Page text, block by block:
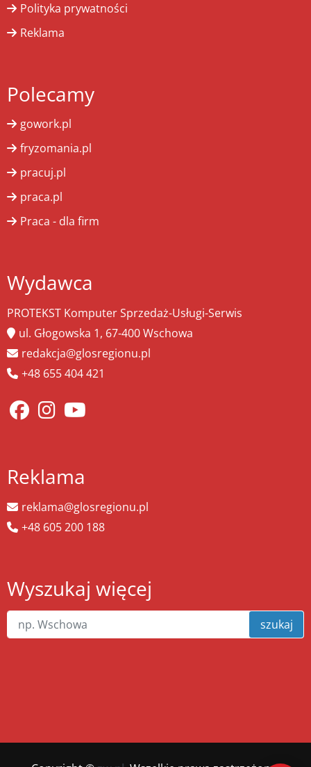
Polityka prywatności
Reklama
Polecamy
gowork.pl
fryzomania.pl
pracuj.pl
praca.pl
Praca - dla firm
Wydawca
PROTEKST Komputer Sprzedaż-Usługi-Serwis
ul. Głogowska 1, 67-400 Wschowa
redakcja@glosregionu.pl
+48 655 404 421
Reklama
reklama@glosregionu.pl
+48 605 200 188
Wyszukaj więcej
szukaj